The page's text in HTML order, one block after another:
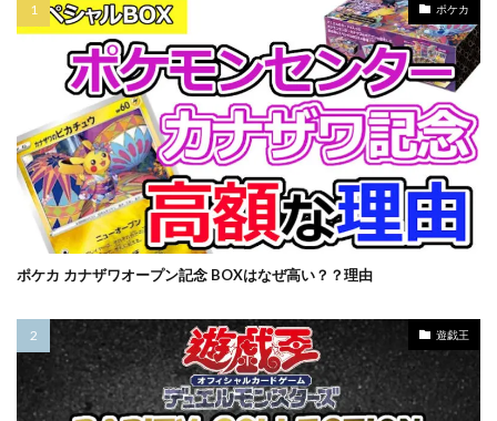
ポケカ
ポケカ カナザワオープン記念 BOXはなぜ高い？？理由
遊戯王
コレクターブースター
コンセプトパック
コンプリートファイル
ゴースツフロムザパスト
ゴーストレア
サイトウ
サイバーストーム アクセス
サーチ済み
ザシアン
ザマゼンタ
シャイニースターV
シャイニートレジャーex
シークレットシャイニーボックス
シール
ジャンボカードコレクション
スカーレット&バイオレット
スカーレットex
スクラッチチャレンジ
スターターデッキ2018
ストリクスヘイヴン:魔法学院
スニーカー投資
スノーハザード
スペシャルBOX
スペシャルデッキセット
スペースジャグラー